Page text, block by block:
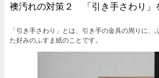
襖汚れの対策２ 「引き手さわり」
「引き手さわり」とは、引き手の金具の周りに、
た好みのふすま紙のことです。